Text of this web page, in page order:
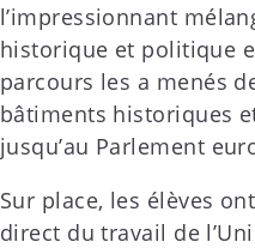
l’impressionnant
historique et politique
parcours les a menés
bâtiments historiques
jusqu’au Parlement
Sur place, les élèves
direct du travail de